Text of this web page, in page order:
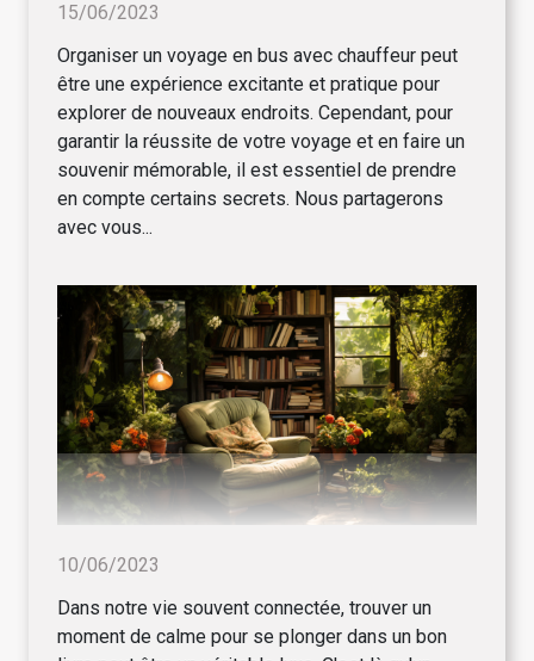
15/06/2023
Organiser un voyage en bus avec chauffeur peut
être une expérience excitante et pratique pour
explorer de nouveaux endroits. Cependant, pour
garantir la réussite de votre voyage et en faire un
souvenir mémorable, il est essentiel de prendre
en compte certains secrets. Nous partagerons
avec vous...
10/06/2023
Dans notre vie souvent connectée, trouver un
moment de calme pour se plonger dans un bon